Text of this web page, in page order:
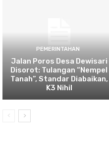
PEMERINTAHAN
Jalan Poros Desa Dewisari
Disorot: Tulangan “Nempel
Tanah”, Standar Diabaikan,
K3 Nihil